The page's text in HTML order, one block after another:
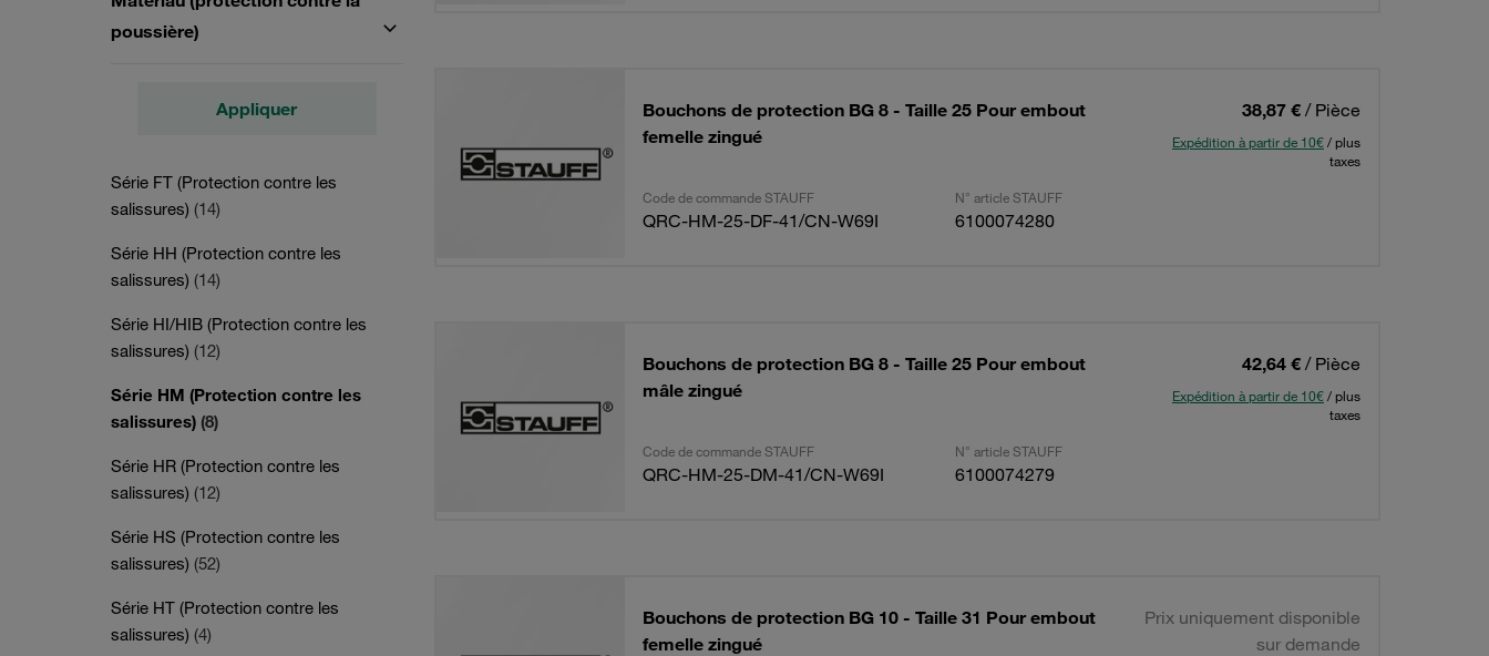
poussière)
Appliquer
Série FT (Protection contre les
salissures) (14)
Série HH (Protection contre les
salissures) (14)
Série HI/HIB (Protection contre les
salissures) (12)
Série HM (Protection contre les
salissures) (8)
Série HR (Protection contre les
salissures) (12)
Série HS (Protection contre les
salissures) (52)
Série HT (Protection contre les
salissures) (4)
Bouchons de protection BG 8 - Taille 25 Pour embout
femelle zingué
38,87 € / Pièce
Expédition à partir de 10€/ plus
taxes
Code de commande STAUFF N° article STAUFF
QRC-HM-25-DF-41/CN-W69I 6100074280
Bouchons de protection BG 8 - Taille 25 Pour embout
mâle zingué
42,64 € / Pièce
Expédition à partir de 10€/ plus
taxes
Code de commande STAUFF N° article STAUFF
QRC-HM-25-DM-41/CN-W69I 6100074279
Bouchons de protection BG 10 - Taille 31 Pour embout
femelle zingué
Prix uniquement disponible
sur demande